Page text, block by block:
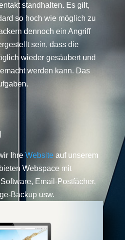
standhalten. Es gilt,
so hoch wie möglich zu
dennoch ein Angriff
sein, dass die
wieder gesäubert und
werden kann. Das
Ihre Website auf unserem
Webspace mit
Email-Postfächer,
Backup usw.